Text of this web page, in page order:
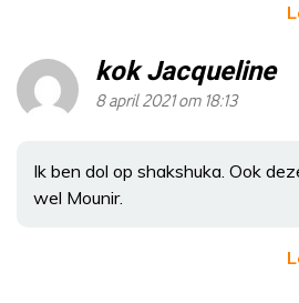
kok Jacqueline
8 april 2021 om 18:13
Ik ben dol op shakshuka. Ook
wel Mounir.